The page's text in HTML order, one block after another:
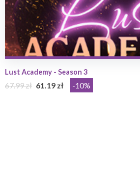
Lust Academy - Season 3
67.99 zł 61.19 zł -10%